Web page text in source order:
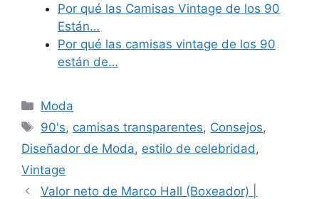
Por qué las Camisas Vintage de los 90
Están…
Por qué las camisas vintage de los 90
están de…
Categories
Moda
Tags
90's, camisas transparentes, Consejos,
Diseñador de Moda, estilo de celebridad,
Vintage
Valor neto de Marco Hall (Boxeador) |